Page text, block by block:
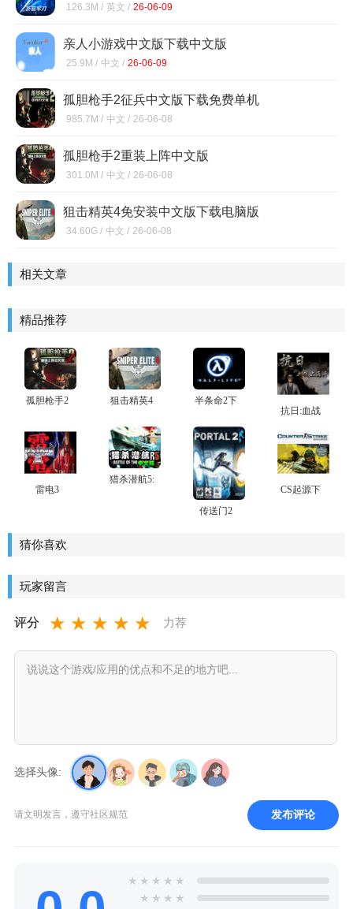
126.3M / 英文 / 26-06-09
亲人小游戏中文版下载中文版
25.9M / 中文 / 26-06-09
孤胆枪手2征兵中文版下载免费单机
985.7M / 中文 / 26-06-08
孤胆枪手2重装上阵中文版
301.0M / 中文 / 26-06-08
狙击精英4免安装中文版下载电脑版
34.60G / 中文 / 26-06-08
相关文章
精品推荐
孤胆枪手2
中文版
狙击精英4
文版下载
电脑版
半条命2下
抗日:血战
方完全版
下载
雷电3
猎杀潜航5:
传送门2
CS起源下
猜你喜欢
玩家留言
评分 ★ ★ ★ ★ ★ 力荐
选择头像:
请文明发言，遵守社区规范 发布评论
★ ★ ★ ★ ★
★ ★ ★ ★